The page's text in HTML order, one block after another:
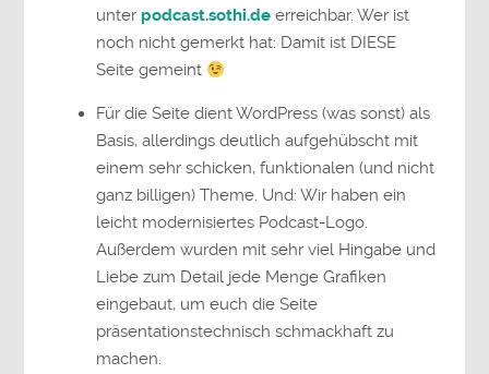
unter podcast.sothi.de erreichbar. Wer ist
noch nicht gemerkt hat: Damit ist DIESE
Seite gemeint
Für die Seite dient WordPress (was sonst) als
Basis, allerdings deutlich aufgehübscht mit
einem sehr schicken, funktionalen (und nicht
ganz billigen) Theme. Und: Wir haben ein
leicht modernisiertes Podcast-Logo.
Außerdem wurden mit sehr viel Hingabe und
Liebe zum Detail jede Menge Grafiken
eingebaut, um euch die Seite
präsentationstechnisch schmackhaft zu
machen.